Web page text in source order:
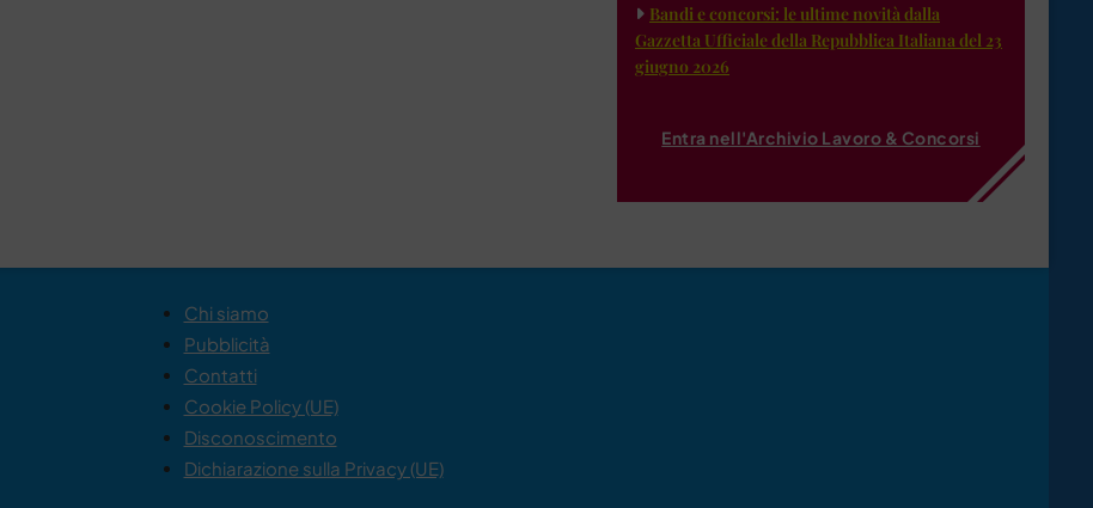
Bandi e concorsi: le ultime novità dalla
Gazzetta Ufficiale della Repubblica Italiana del 23
giugno 2026
Entra nell'Archivio Lavoro & Concorsi
Chi siamo
Pubblicità
Contatti
Cookie Policy (UE)
Disconoscimento
Dichiarazione sulla Privacy (UE)